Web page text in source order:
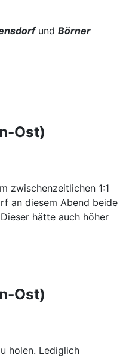
und Börner
Ost)
zwischenzeitlichen 1:1
an diesem Abend beide
hätte auch höher
Ost)
holen. Lediglich